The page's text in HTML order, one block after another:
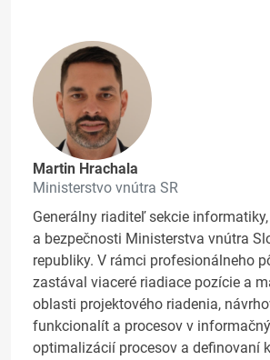
Martin Hrachala
Ministerstvo vnútra SR
Generálny riaditeľ sekcie
a bezpečnosti Ministerstva vnútra
republiky. V rámci profesionálneho
zastával viaceré riadiace pozície a
oblasti projektového riadenia,
funkcionalít a procesov v
optimalizácií procesov a definovaní